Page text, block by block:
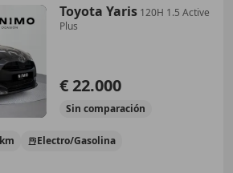
Toyota Yaris 120H 1.5 Active
Plus
€ 22.000
Sin comparación
Electro/Gasolina